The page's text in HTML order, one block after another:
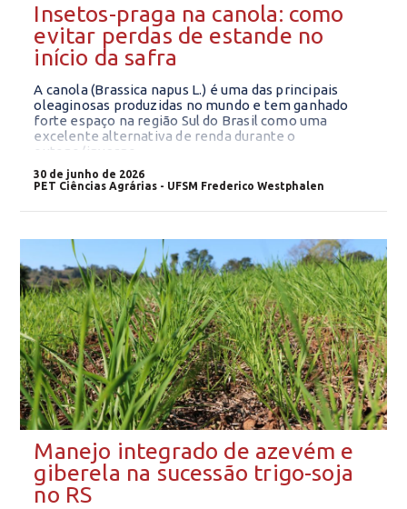
Insetos-praga na canola: como
evitar perdas de estande no
início da safra
A canola (Brassica napus L.) é uma das principais
oleaginosas produzidas no mundo e tem ganhado
forte espaço na região Sul do Brasil como uma
excelente alternativa de renda durante o
outono/inverno.
30 de junho de 2026
PET Ciências Agrárias - UFSM Frederico Westphalen
Manejo integrado de azevém e
giberela na sucessão trigo-soja
no RS